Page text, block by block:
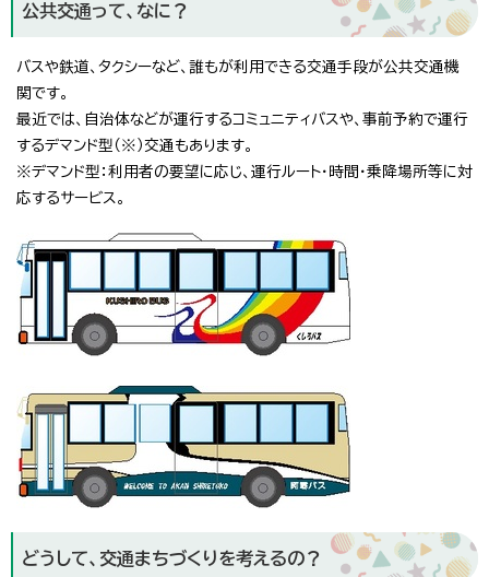
公共交通って、なに？
バスや鉄道、タクシーなど、誰もが利用できる交通手段が公共交通機
関です。
最近では、自治体などが運行するコミュニティバスや、事前予約で運行
するデマンド型（※）交通もあります。
※デマンド型：利用者の要望に応じ、運行ルート・時間・乗降場所等に対
応するサービス。
どうして、交通まちづくりを考えるの？